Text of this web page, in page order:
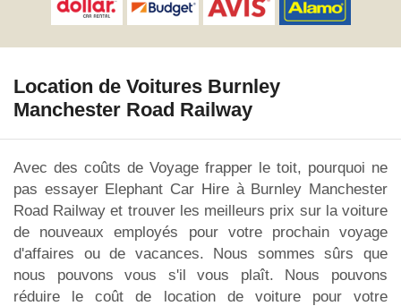
Location de Voitures Burnley
Manchester Road Railway
Avec des coûts de Voyage frapper le toit, pourquoi ne
pas essayer Elephant Car Hire à Burnley Manchester
Road Railway et trouver les meilleurs prix sur la voiture
de nouveaux employés pour votre prochain voyage
d'affaires ou de vacances. Nous sommes sûrs que
nous pouvons vous s'il vous plaît. Nous pouvons
réduire le coût de location de voiture pour votre